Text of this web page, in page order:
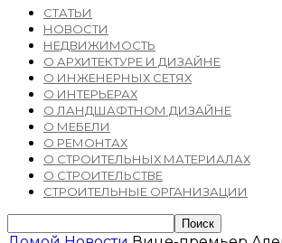
СТАТЬИ
НОВОСТИ
НЕДВИЖИМОСТЬ
О АРХИТЕКТУРЕ И ДИЗАЙНЕ
О ИНЖЕНЕРНЫХ СЕТЯХ
О ИНТЕРЬЕРАХ
О ЛАНДШАФТНОМ ДИЗАЙНЕ
О МЕБЕЛИ
О РЕМОНТАХ
О СТРОИТЕЛЬНЫХ МАТЕРИАЛАХ
О СТРОИТЕЛЬСТВЕ
СТРОИТЕЛЬНЫЕ ОРГАНИЗАЦИИ